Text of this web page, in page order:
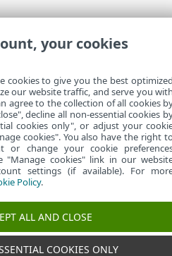
your cookies
cookies to give you the best
our website traffic, and serve you
agree to the collection of all cookies
decline all non-essential cookies
cookies only", or adjust your
cookies". You also have the right
or change your cookie
"Manage cookies" link in our
settings (if available). For
Policy.
ALL AND CLOSE
COOKIES ONLY